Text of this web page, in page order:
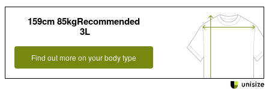
159cm 85kgRecommended
3L
Find out more on your body type